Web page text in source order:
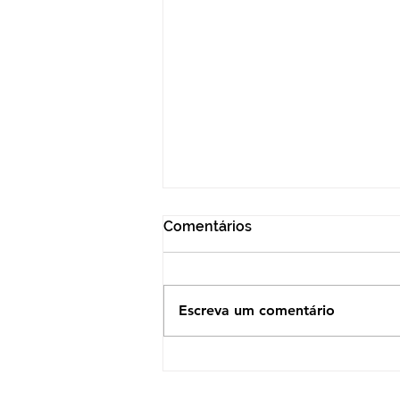
Comentários
Escreva um comentário